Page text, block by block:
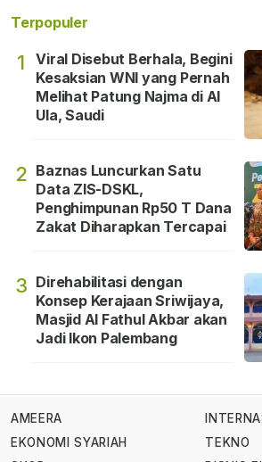
Terpopuler
1
Viral Disebut Berhala, Begini
Kesaksian WNI yang Pernah
Melihat Patung Najma di Al
Ula, Saudi
2 Baznas Luncurkan Satu
Data ZIS-DSKL,
Penghimpunan Rp50 T Dana
Zakat Diharapkan Tercapai
3 Direhabilitasi dengan
Konsep Kerajaan Sriwijaya,
Masjid Al Fathul Akbar akan
Jadi Ikon Palembang
AMEERA
EKONOMI SYARIAH
TEKNO